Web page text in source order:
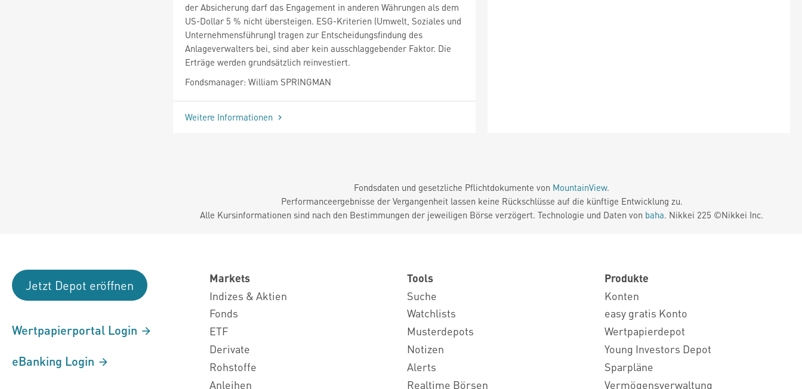
der Absicherung darf das Engagement in anderen Währungen als dem
US-Dollar 5 % nicht übersteigen. ESG-Kriterien (Umwelt, Soziales und
Unternehmensführung) tragen zur Entscheidungsfindung des
Anlageverwalters bei, sind aber kein ausschlaggebender Faktor. Die
Erträge werden grundsätzlich reinvestiert.
Fondsmanager: William SPRINGMAN
Weitere Informationen
Fondsdaten und gesetzliche Pflichtdokumente von MountainView.
Performanceergebnisse der Vergangenheit lassen keine Rückschlüsse auf die künftige Entwicklung zu.
Alle Kursinformationen sind nach den Bestimmungen der jeweiligen Börse verzögert. Technologie und Daten von baha. Nikkei 225 ©Nikkei Inc.
Jetzt Depot eröffnen
Wertpapierportal Login
eBanking Login
Markets
Indizes & Aktien
Fonds
ETF
Derivate
Rohstoffe
Anleihen
Tools
Suche
Watchlists
Musterdepots
Notizen
Alerts
Realtime Börsen
Produkte
Konten
easy gratis Konto
Wertpapierdepot
Young Investors Depot
Sparpläne
Vermögensverwaltung